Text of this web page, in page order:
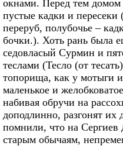
окнами. Перед тем
пустые кадки и пересеки
переруб, полубочье –
бочки.). Хоть рань была
седовласый Сурмин и
теслами (Тесло (от
топорища, как у мотыги
маленькое и
набивая обручи на
доподлинно, разгонят их
помнили, что на Сергиев
старым обычаям,